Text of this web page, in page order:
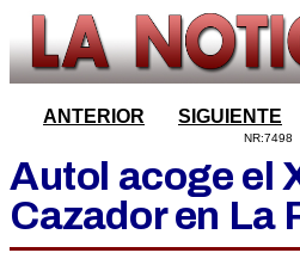
ANTERIOR SIGUIENTE
NR:7498
Autol acoge el
Cazador en La